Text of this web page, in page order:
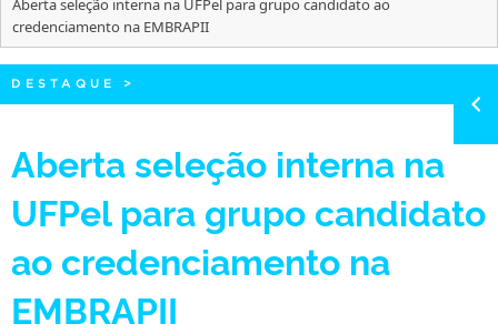
credenciamento na EMBRAPII
DESTAQUE >
Aberta seleção interna na
UFPel para grupo candidato
ao credenciamento na
EMBRAPII